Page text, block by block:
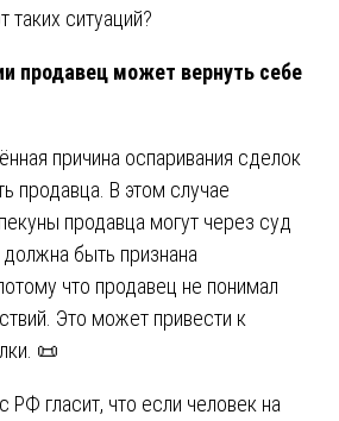
таких ситуаций?
продавец может вернуть себе
причина оспаривания сделок
продавца. В этом случае
продавца могут через суд
должна быть признана
что продавец не понимал
Это может привести к
📜
РФ гласит, что если человек на